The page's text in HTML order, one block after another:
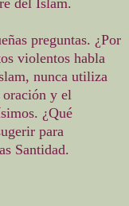
preguntas. ¿Por
violentos habla
nunca utiliza
y el
¿Qué
para
Santidad.